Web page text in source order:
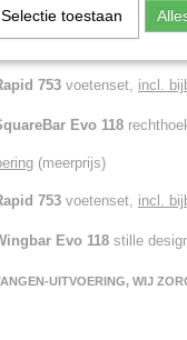
753 voetenset, incl.
Evo 118
(meerprijs)
753 voetenset, incl.
Evo 118 stille
UITVOERING, WIJ
Selectie toestaan